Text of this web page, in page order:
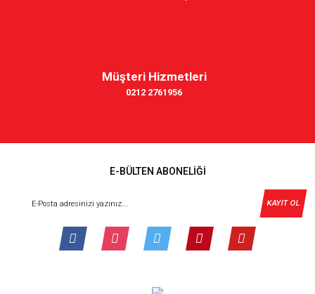
Müşteri Hizmetleri
0212 2761956
E-BÜLTEN ABONELİĞİ
KAYIT OL